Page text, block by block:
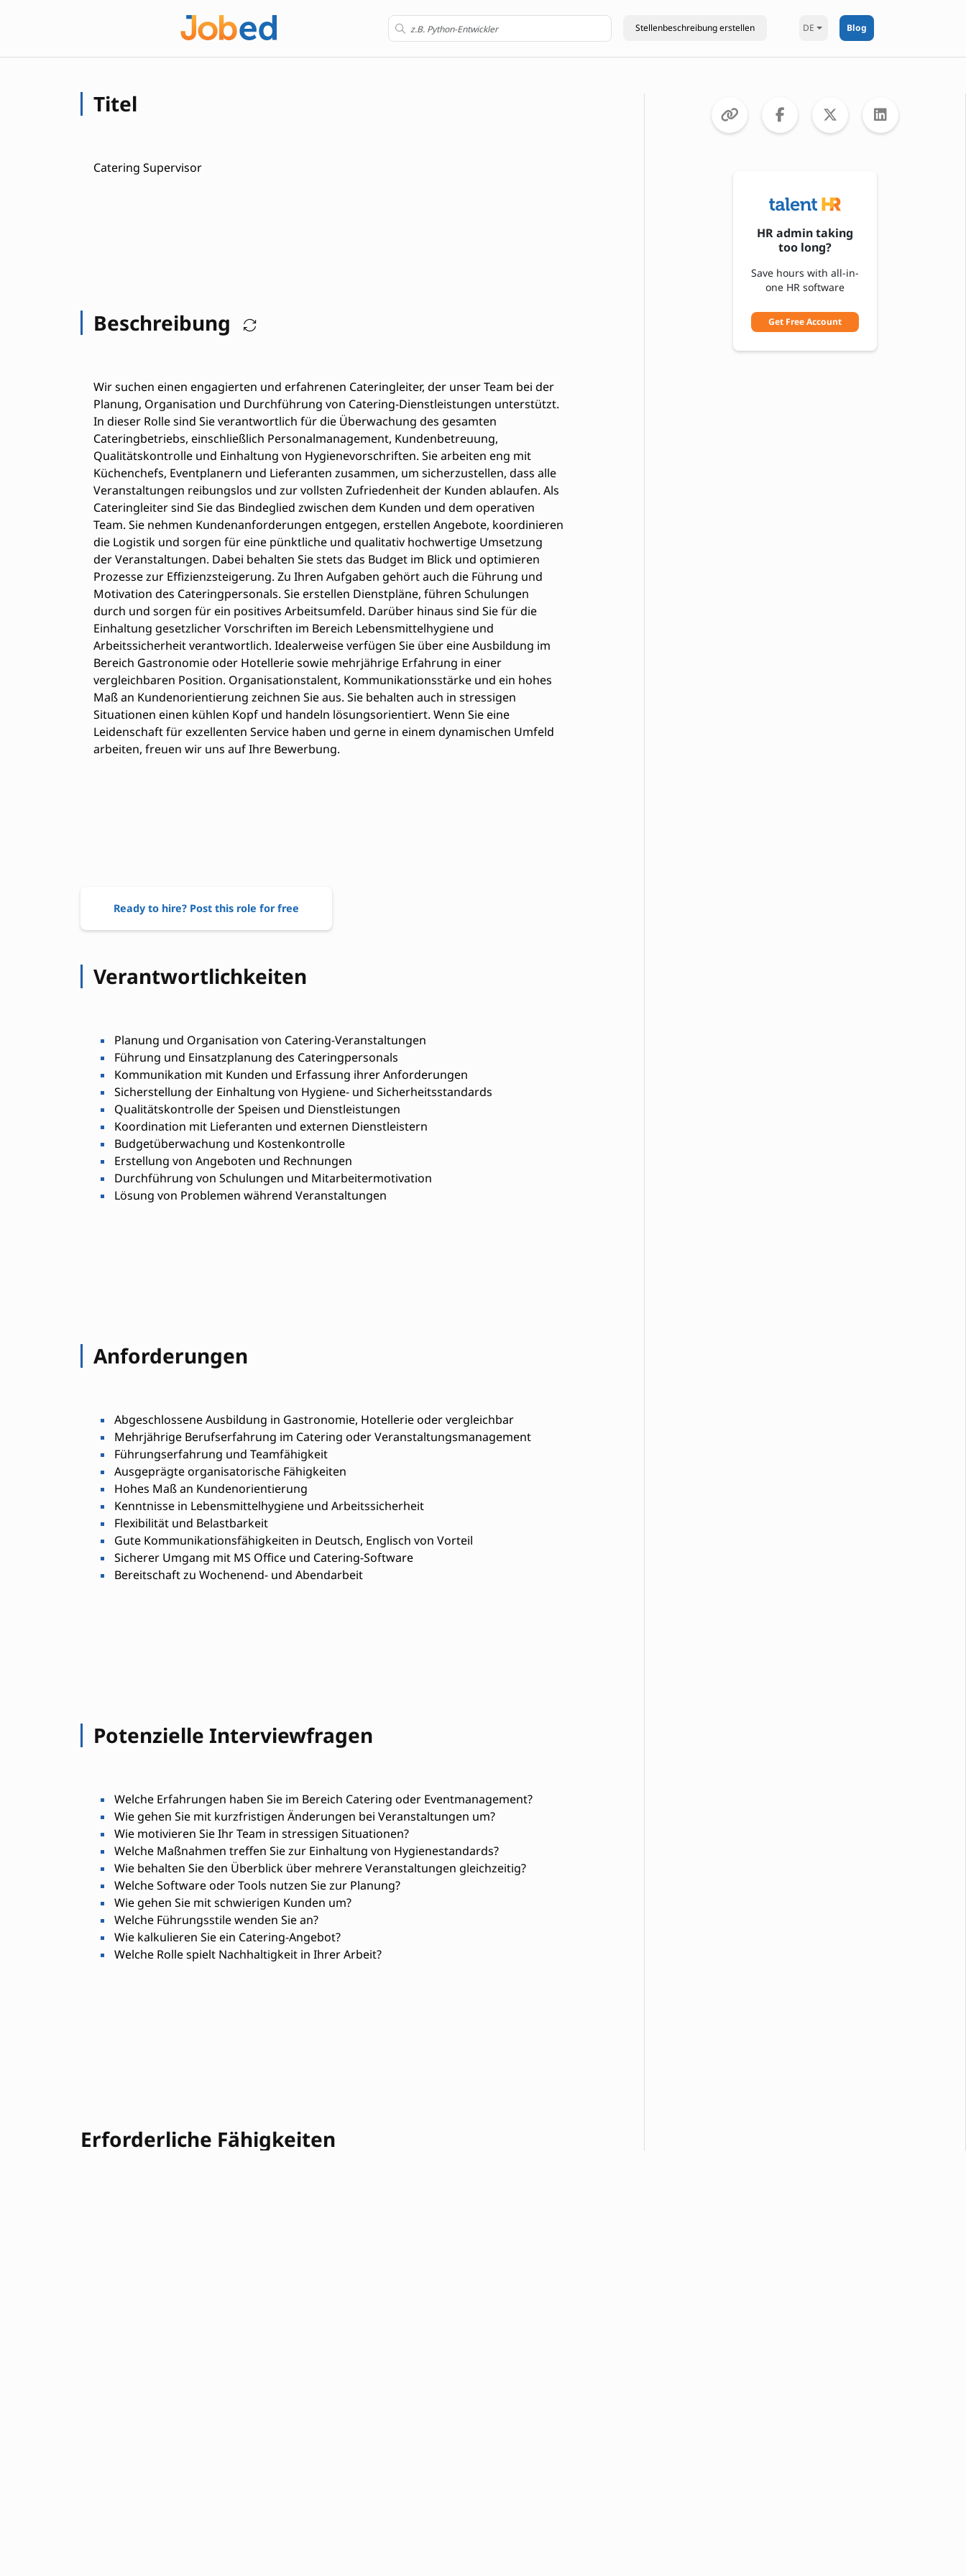
DE Blog
Titel
Catering Supervisor
Beschreibung
Wir suchen einen engagierten und erfahrenen Cateringleiter, der unser Team bei der
Planung, Organisation und Durchführung von Catering-Dienstleistungen unterstützt.
In dieser Rolle sind Sie verantwortlich für die Überwachung des gesamten
Cateringbetriebs, einschließlich Personalmanagement, Kundenbetreuung,
Qualitätskontrolle und Einhaltung von Hygienevorschriften. Sie arbeiten eng mit
Küchenchefs, Eventplanern und Lieferanten zusammen, um sicherzustellen, dass alle
Veranstaltungen reibungslos und zur vollsten Zufriedenheit der Kunden ablaufen. Als
Cateringleiter sind Sie das Bindeglied zwischen dem Kunden und dem operativen
Team. Sie nehmen Kundenanforderungen entgegen, erstellen Angebote, koordinieren
die Logistik und sorgen für eine pünktliche und qualitativ hochwertige Umsetzung
der Veranstaltungen. Dabei behalten Sie stets das Budget im Blick und optimieren
Prozesse zur Effizienzsteigerung. Zu Ihren Aufgaben gehört auch die Führung und
Motivation des Cateringpersonals. Sie erstellen Dienstpläne, führen Schulungen
durch und sorgen für ein positives Arbeitsumfeld. Darüber hinaus sind Sie für die
Einhaltung gesetzlicher Vorschriften im Bereich Lebensmittelhygiene und
Arbeitssicherheit verantwortlich. Idealerweise verfügen Sie über eine Ausbildung im
Bereich Gastronomie oder Hotellerie sowie mehrjährige Erfahrung in einer
vergleichbaren Position. Organisationstalent, Kommunikationsstärke und ein hohes
Maß an Kundenorientierung zeichnen Sie aus. Sie behalten auch in stressigen
Situationen einen kühlen Kopf und handeln lösungsorientiert. Wenn Sie eine
Leidenschaft für exzellenten Service haben und gerne in einem dynamischen Umfeld
arbeiten, freuen wir uns auf Ihre Bewerbung.
Ready to hire? Post this role for free
Verantwortlichkeiten
Planung und Organisation von Catering-Veranstaltungen
Führung und Einsatzplanung des Cateringpersonals
Kommunikation mit Kunden und Erfassung ihrer Anforderungen
Sicherstellung der Einhaltung von Hygiene- und Sicherheitsstandards
Qualitätskontrolle der Speisen und Dienstleistungen
Koordination mit Lieferanten und externen Dienstleistern
Budgetüberwachung und Kostenkontrolle
Erstellung von Angeboten und Rechnungen
Durchführung von Schulungen und Mitarbeitermotivation
Lösung von Problemen während Veranstaltungen
Anforderungen
Abgeschlossene Ausbildung in Gastronomie, Hotellerie oder vergleichbar
Mehrjährige Berufserfahrung im Catering oder Veranstaltungsmanagement
Führungserfahrung und Teamfähigkeit
Ausgeprägte organisatorische Fähigkeiten
Hohes Maß an Kundenorientierung
Kenntnisse in Lebensmittelhygiene und Arbeitssicherheit
Flexibilität und Belastbarkeit
Gute Kommunikationsfähigkeiten in Deutsch, Englisch von Vorteil
Sicherer Umgang mit MS Office und Catering-Software
Bereitschaft zu Wochenend- und Abendarbeit
Potenzielle Interviewfragen
Welche Erfahrungen haben Sie im Bereich Catering oder Eventmanagement?
Wie gehen Sie mit kurzfristigen Änderungen bei Veranstaltungen um?
Wie motivieren Sie Ihr Team in stressigen Situationen?
Welche Maßnahmen treffen Sie zur Einhaltung von Hygienestandards?
Wie behalten Sie den Überblick über mehrere Veranstaltungen gleichzeitig?
Welche Software oder Tools nutzen Sie zur Planung?
Wie gehen Sie mit schwierigen Kunden um?
Welche Führungsstile wenden Sie an?
Wie kalkulieren Sie ein Catering-Angebot?
Welche Rolle spielt Nachhaltigkeit in Ihrer Arbeit?
Erforderliche Fähigkeiten
HR admin taking
too long?
Save hours with all-in-
one HR software
Get Free Account